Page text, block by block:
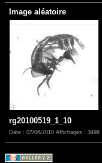
Image aléatoire
rg20100519_1_10
Date : 07/06/2010 Affichages : 3498